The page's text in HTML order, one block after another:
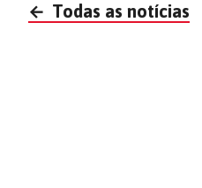
← Todas as notícias